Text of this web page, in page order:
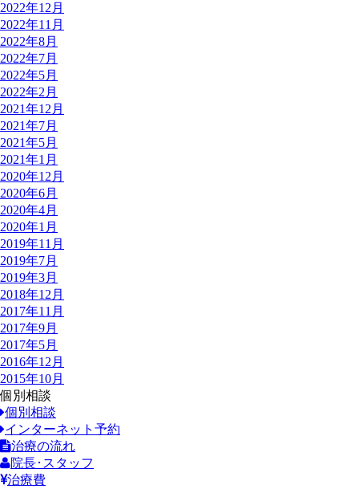
2022年12月
2022年11月
2022年8月
2022年7月
2022年5月
2022年2月
2021年12月
2021年7月
2021年5月
2021年1月
2020年12月
2020年6月
2020年4月
2020年1月
2019年11月
2019年7月
2019年3月
2018年12月
2017年11月
2017年9月
2017年5月
2016年12月
2015年10月
個別相談
個別相談
インターネット予約
治療の流れ
院長･スタッフ
治療費